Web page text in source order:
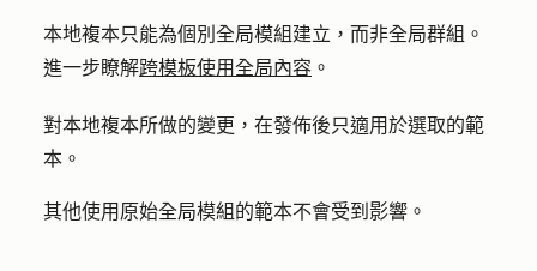
本地複本只能為個別全局模組建立，而非全局群組。
進一步瞭解跨模板使用全局內容 。
對本地複本所做的變更，在發佈後只適用於選取的範
本。
其他使用原始全局模組的範本不會受到影響。